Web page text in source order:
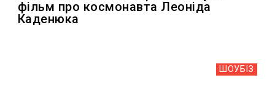
фільм про космонавта Леоніда
Каденюка
ШОУБIЗ